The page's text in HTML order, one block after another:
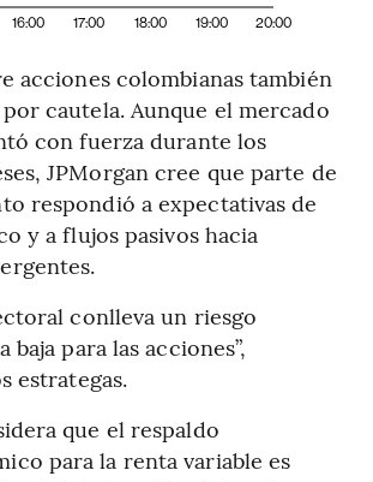
16:00 17:00 18:00 19:00 20:00
acciones colombianas también
cautela. Aunque el mercado
con fuerza durante los
JPMorgan cree que parte de
respondió a expectativas de
y a flujos pasivos hacia
conlleva un riesgo
baja para las acciones”,
estrategas.
que el respaldo
para la renta variable es